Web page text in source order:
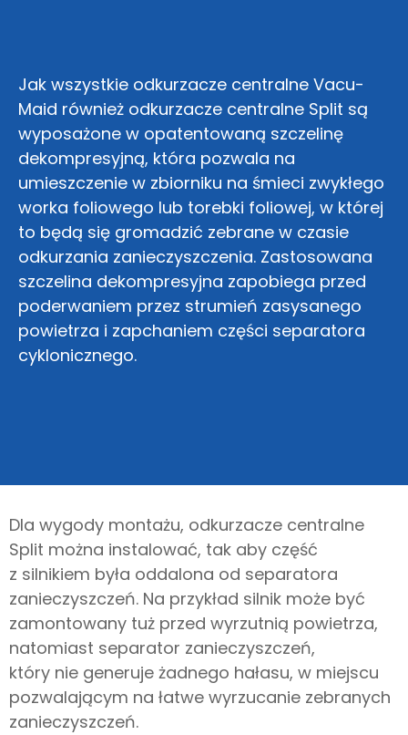
Jak wszystkie odkurzacze centralne Vacu-
Maid również odkurzacze centralne Split są
wyposażone w opatentowaną szczelinę
dekompresyjną, która pozwala na
umieszczenie w zbiorniku na śmieci zwykłego
worka foliowego lub torebki foliowej, w której
to będą się gromadzić zebrane w czasie
odkurzania zanieczyszczenia. Zastosowana
szczelina dekompresyjna zapobiega przed
poderwaniem przez strumień zasysanego
powietrza i zapchaniem części separatora
cyklonicznego.
Dla wygody montażu, odkurzacze centralne
Split można instalować, tak aby część
z silnikiem była oddalona od separatora
zanieczyszczeń. Na przykład silnik może być
zamontowany tuż przed wyrzutnią powietrza,
natomiast separator zanieczyszczeń,
który nie generuje żadnego hałasu, w miejscu
pozwalającym na łatwe wyrzucanie zebranych
zanieczyszczeń.